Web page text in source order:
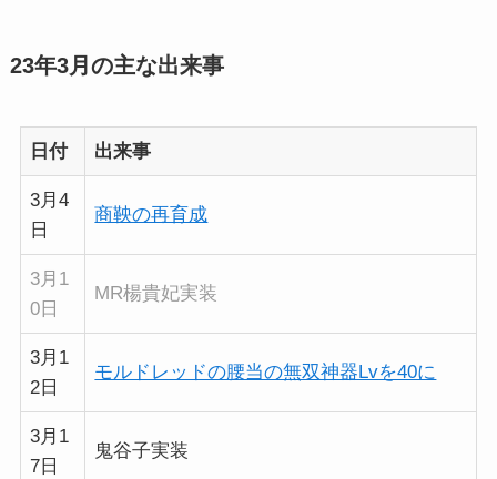
23年3月の主な出来事
日付 出来事
3月4
日
商鞅の再育成
3月1
0日
MR楊貴妃実装
3月1
2日
モルドレッドの腰当の無双神器Lvを40に
3月1
7日
鬼谷子実装